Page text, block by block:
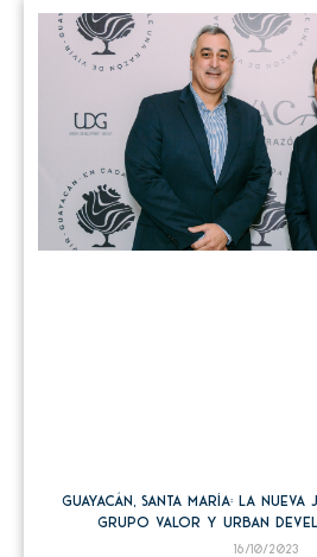
Guayacán, Santa María: La
Grupo Valor y Urban
16/10/2023